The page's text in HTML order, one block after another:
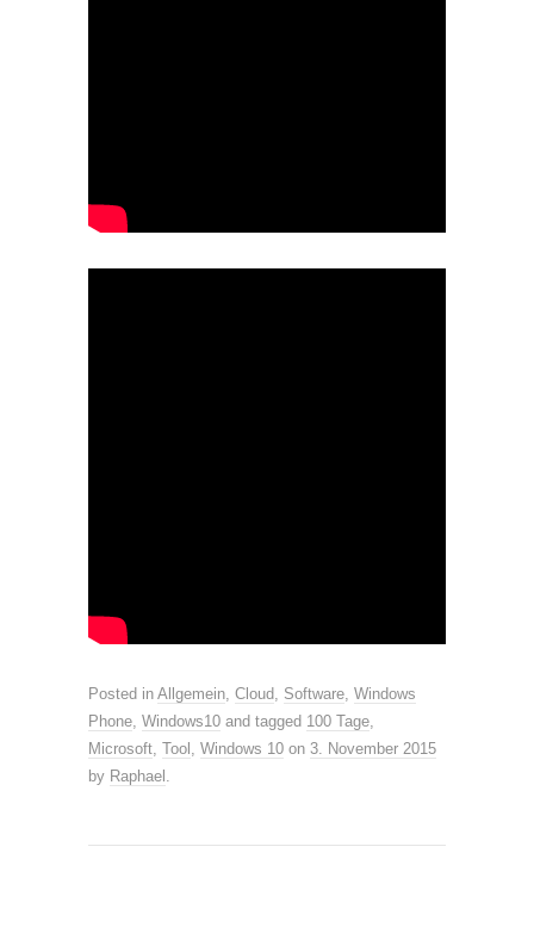
Posted in Allgemein, Cloud, Software, Windows
Phone, Windows10 and tagged 100 Tage,
Microsoft, Tool , Windows 10 on 3. November 2015
by Raphael .